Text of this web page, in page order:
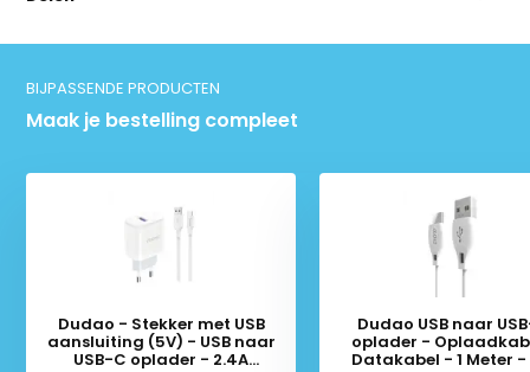
BIJPASSENDE PRODUCTEN
Maak je bestelling compleet
Dudao - Stekker met USB
aansluiting (5V) - USB naar
USB-C oplader - 2.4A
Dudao USB naar
oplader -
Datakabel - 1 Meter -